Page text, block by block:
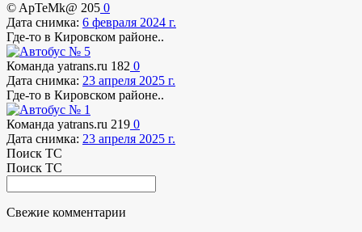
© ApTeMk@ 205 0
Дата снимка: 6 февраля 2024 г.
Где-то в Кировском районе..
Команда yatrans.ru 182 0
Дата снимка: 23 апреля 2025 г.
Где-то в Кировском районе..
Команда yatrans.ru 219 0
Дата снимка: 23 апреля 2025 г.
Поиск ТС
Поиск ТС
Свежие комментарии